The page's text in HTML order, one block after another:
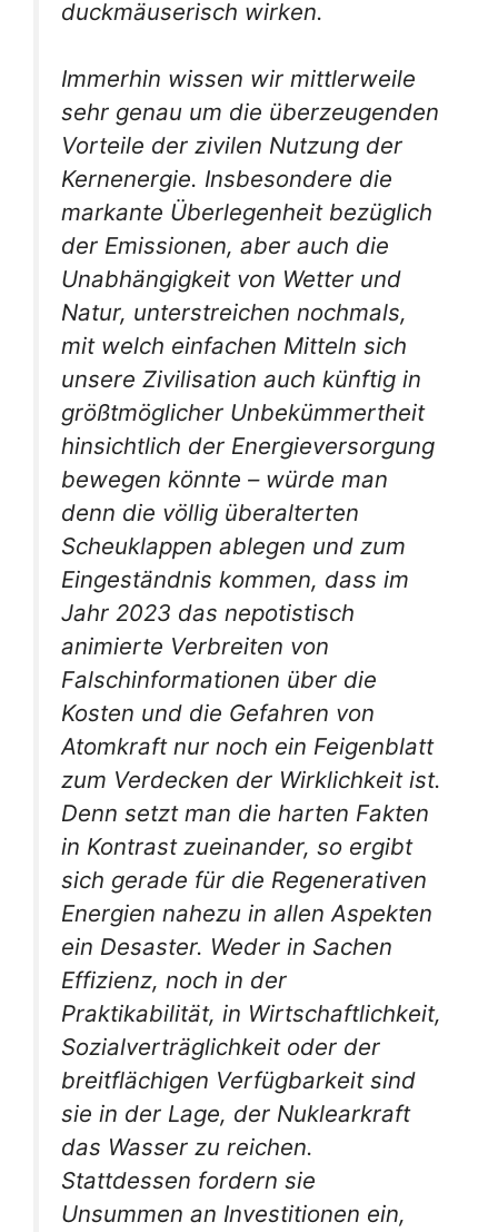
duckmäuserisch wirken.
Immerhin wissen wir mittlerweile
sehr genau um die überzeugenden
Vorteile der zivilen Nutzung der
Kernenergie. Insbesondere die
markante Überlegenheit bezüglich
der Emissionen, aber auch die
Unabhängigkeit von Wetter und
Natur, unterstreichen nochmals,
mit welch einfachen Mitteln sich
unsere Zivilisation auch künftig in
größtmöglicher Unbekümmertheit
hinsichtlich der Energieversorgung
bewegen könnte – würde man
denn die völlig überalterten
Scheuklappen ablegen und zum
Eingeständnis kommen, dass im
Jahr 2023 das nepotistisch
animierte Verbreiten von
Falschinformationen über die
Kosten und die Gefahren von
Atomkraft nur noch ein Feigenblatt
zum Verdecken der Wirklichkeit ist.
Denn setzt man die harten Fakten
in Kontrast zueinander, so ergibt
sich gerade für die Regenerativen
Energien nahezu in allen Aspekten
ein Desaster. Weder in Sachen
Effizienz, noch in der
Praktikabilität, in Wirtschaftlichkeit,
Sozialverträglichkeit oder der
breitflächigen Verfügbarkeit sind
sie in der Lage, der Nuklearkraft
das Wasser zu reichen.
Stattdessen fordern sie
Unsummen an Investitionen ein,